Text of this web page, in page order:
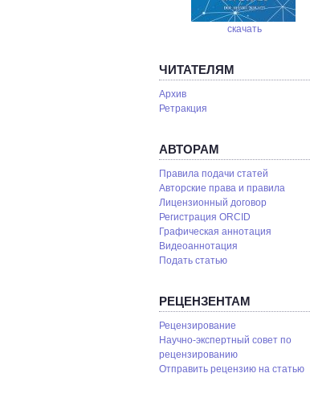
скачать
ЧИТАТЕЛЯМ
Архив
Ретракция
АВТОРАМ
Правила подачи статей
Авторские права и правила
Лицензионный договор
Регистрация ORCID
Графическая аннотация
Видеоаннотация
Подать статью
РЕЦЕНЗЕНТАМ
Рецензирование
Научно-экспертный совет по
рецензированию
Отправить рецензию на статью